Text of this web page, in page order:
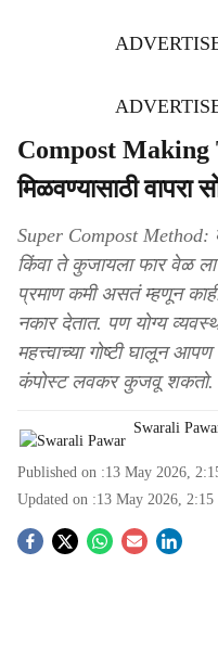
Compost Making
मिळवण्यासाठी वापरा
Super Compost
किंवा ते कुजायला फार वेळ
प्रमाण कमी असतं म्हणून
नकार देतात. पण योग्य
महत्त्वाच्या गोष्टी घालून
कंपोस्ट लवकर कुजवू शकतो.
Swarali
Published on :13 May 2026,
Updated on :13 May 2026, 2:15
S